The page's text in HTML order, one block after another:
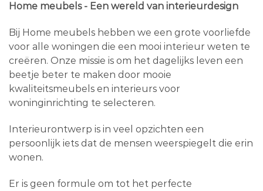
Home meubels - Een wereld van interieurdesign
Bij Home meubels hebben we een grote voorliefde
voor alle woningen die een mooi interieur weten te
creëren. Onze missie is om het dagelijks leven een
beetje beter te maken door mooie
kwaliteitsmeubels en interieurs voor
woninginrichting te selecteren.
Interieurontwerp is in veel opzichten een
persoonlijk iets dat de mensen weerspiegelt die erin
wonen.
Er is geen formule om tot het perfecte